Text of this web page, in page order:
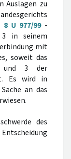
Auslagen zu
8 U 977/99-
3 in seinem
mit
soweit das
und 3 der
Es wird in
an das
des